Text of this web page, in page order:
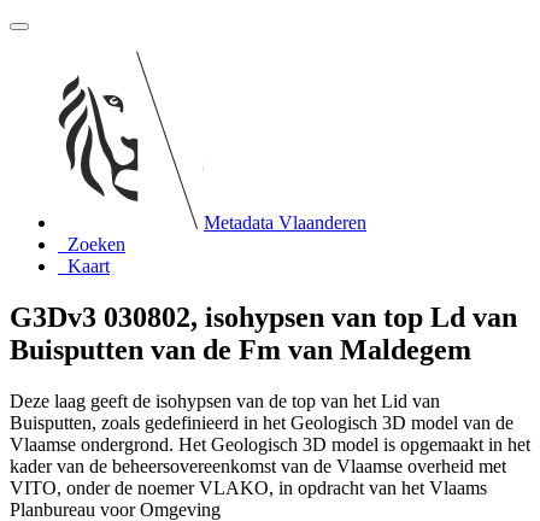
Metadata Vlaanderen
Zoeken
Kaart
G3Dv3 030802, isohypsen van top Ld van
Buisputten van de Fm van Maldegem
Deze laag geeft de isohypsen van de top van het Lid van
Buisputten, zoals gedefinieerd in het Geologisch 3D model van de
Vlaamse ondergrond. Het Geologisch 3D model is opgemaakt in het
kader van de beheersovereenkomst van de Vlaamse overheid met
VITO, onder de noemer VLAKO, in opdracht van het Vlaams
Planbureau voor Omgeving